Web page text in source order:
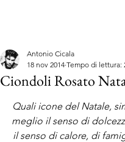
Ciondoli Rosato
Antonio Cicala
18 nov 2014 Tempo di lettura:
Quali icone del Natale,
meglio il senso di
il senso di calore, di